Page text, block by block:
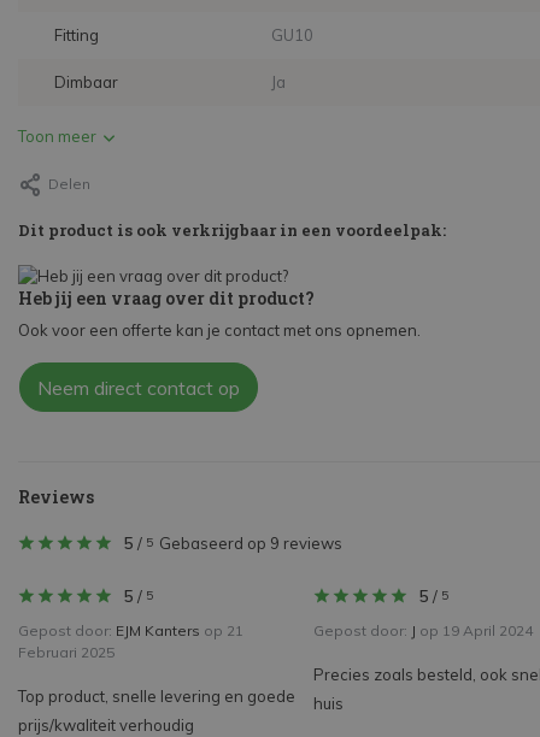
Fitting GU10
Dimbaar Ja
Toon meer
Delen
Dit product is ook verkrijgbaar in een voordeelpak:
Heb jij een vraag over dit product?
Ook voor een offerte kan je contact met ons opnemen.
Neem direct contact op
Reviews
5 / 5 Gebaseerd op 9 reviews
5 / 5
Gepost door: EJM Kanters op 21
Februari 2025
Top product, snelle levering en goede
prijs/kwaliteit verhoudig
5 / 5
Gepost door: J op 19 April 2024
Precies zoals besteld, ook
huis